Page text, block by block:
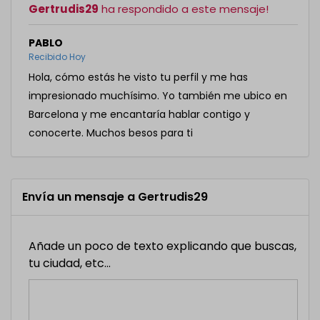
Gertrudis29 ha respondido a este mensaje!
PABLO
Recibido Hoy
Hola, cómo estás he visto tu perfil y me has
impresionado muchísimo. Yo también me ubico en
Barcelona y me encantaría hablar contigo y
conocerte. Muchos besos para ti
Envía un mensaje a Gertrudis29
Añade un poco de texto explicando que buscas,
tu ciudad, etc...